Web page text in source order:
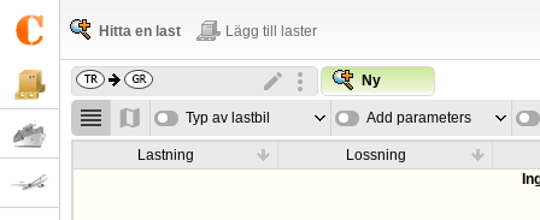
Hitta en last Lägg till laster
Ny
Typ av lastbil Add parameters
Lastning
Lossning